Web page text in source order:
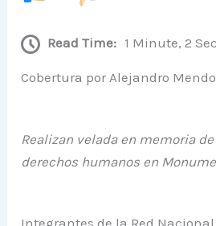
Read Time: 1 Minute, 2
Cobertura por Alejandro
Realizan velada en memoria
derechos humanos en
Integrantes de la Red